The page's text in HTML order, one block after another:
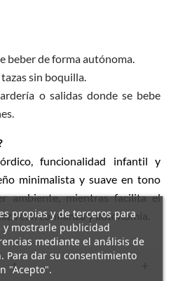
beber de forma autónoma.
sin boquilla.
o salidas donde se bebe
funcionalidad infantil y
minimalista y suave en tono
ambiente, mientras facilita el
con confianza y autonomía.
+
propias y de terceros para
y mostrarle publicidad
mediante el análisis de
Para dar su consentimiento
"Acepto".